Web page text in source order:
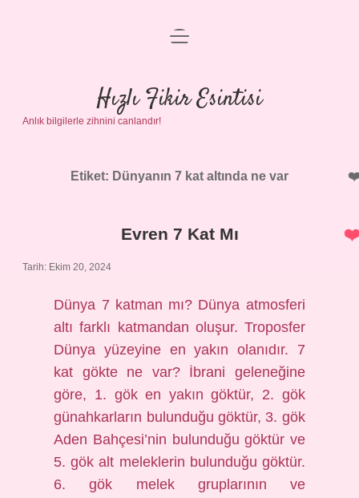
Anasayfa
Gizlilik Politikası
Yasal Uyarı
menüyü
Hızlı Fikir Esintisi
Anlık bilgilerle zihnini canlandır!
Etiket: Dünyanın 7 kat altında ne var
Evren 7 Kat Mı
Tarih: Ekim 20, 2024
Dünya 7 katman mı? Dünya atmosferi
altı farklı katmandan oluşur. Troposfer
Dünya yüzeyine en yakın olanıdır. 7
kat gökte ne var? İbrani geleneğine
göre, 1. gök en yakın göktür, 2. gök
günahkarların bulunduğu göktür, 3. gök
Aden Bahçesi’nin bulunduğu göktür ve
5. gök alt meleklerin bulunduğu göktür.
6. gök melek gruplarının ve